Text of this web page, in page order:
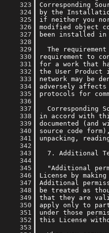
    323
    324
    325
    326
    327
    328
    329
    330
    331
    332
    333
    334
    335
    336
    337
    338
    339
    340
    341
    342
    343
    344
    345
    346
    347
    348
    349
    350
    351
    352
    353